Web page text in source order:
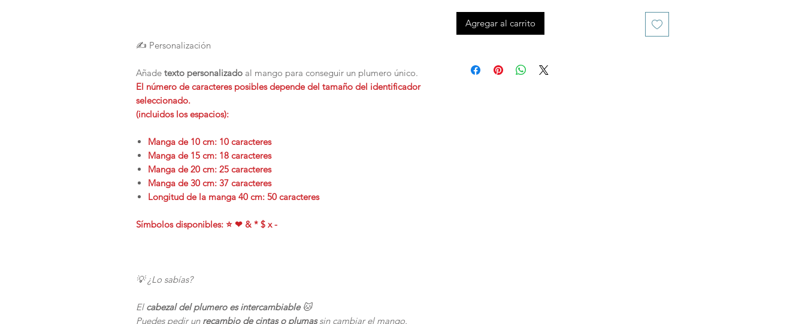
✍️ Personalización
Añade texto personalizado al mango para conseguir un plumero único.
El número de caracteres posibles depende del tamaño del identificador
seleccionado.
(incluidos los espacios):
Manga de 10 cm: 10 caracteres
Manga de 15 cm: 18 caracteres
Manga de 20 cm: 25 caracteres
Manga de 30 cm: 37 caracteres
Longitud de la manga 40 cm: 50 caracteres
Símbolos disponibles: ⭐ ❤ & * $ x -
💡 ¿Lo sabías?
El cabezal del plumero es intercambiable🐱
Puedes pedir un recambio de cintas o plumassin cambiar el mango.
Agregar al carrito